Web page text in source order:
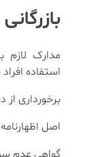
مدارک لازم
استفاده
برخورداری از
اصل اظهارنامه